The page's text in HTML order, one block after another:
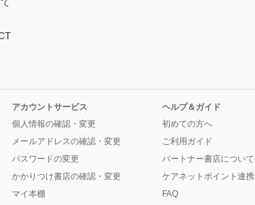
アカウントサービス
個人情報の確認・変更
メールアドレスの確認・変更
パスワードの変更
かかりつけ書店の確認・変更
マイ本棚
ヘルプ＆ガイド
初めての方へ
ご利用ガイド
パートナー書店について
ケアネットポイント連携
FAQ